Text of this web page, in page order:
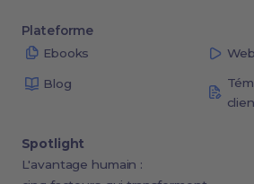
Plateforme
Ebooks
Blog
Spotlight
L'avantage humain :